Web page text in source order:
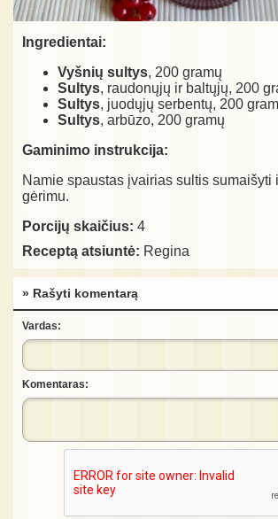
Ingredientai:
Vyšnių sultys, 200 gramų
Sultys, raudonųjų ir baltųjų, 200
Sultys, juodųjų serbentų, 200
Sultys, arbūzo, 200 gramų
Gaminimo instrukcija:
Namie spaustas įvairias sultis sumaišyti
gėrimu.
Porcijų skaičius: 4
Receptą atsiuntė: Regina
» Rašyti komentarą
Vardas:
Komentaras: